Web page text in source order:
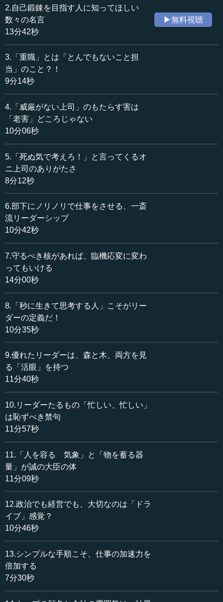
≪全文≫
●佐藤一斎の人と思想を語る『言志四録』
藤一斎の「自分に火をつける」言葉』、知的生き方文庫）
を出していますが、この書物を佐藤一斎がずっと書いてい
ます。これはもう亡くなる数年前まで、過去４０年間にわ
たって、自分の思うところを書いたものです。まさにいろ
いろな意味合いを持ち、人生観を語っているし、人生論で
もあるし、仕事論でもあるし、中でも死生論、生き死にと
いうものについてはこうやって思うべきだとか、そういう
ことが綿々と書かれている書物です。特に皆さまご存知の
ことを言えば、西郷南洲が島流しになった時に、この『言
志四録』を持っていき読みふけって、その中から１０１カ
条を抜き書きして私書を作ったというような逸話がありま
幕末の儒者で非常に名前が挙がっている人も、著作があ
まりないと、非常に残念なことですが、その人の人となり
や、特に思想や哲学を解明しようにも解明できないので
す。江戸は、それこそいわば学問立国と言ってもいいぐら
いに北は松前藩から南の鹿児島まで、「この人あり」とい
う藩儒がもうごろごろしていました。そういう人たちの学
問の跡をお訪ねするというのが、後人である私の仕事であ
ろうということで、いちいち出向いたその地域が、江戸時
代の藩に移し替えるとどういう藩になるのか調べて、その
藩の藩儒の２、３人を必ずご紹介するというのが、私が各
ないので、その人がいて、いろいろな書を残していると
か、漢詩を残しているということは分かるけれど、これほ
ど詳細に自分の考え方を述べていませんので、なかなかそ
の人の思想哲学を解明するということはできないのです。
非常に幸いにも、この佐藤一斎はここまで残していてく
ださるわけで、佐藤一斎という人がどういう考え方で、ど
のような信条を持って人生を送られたかということが、非
常にはっきり、明確につかむことができるのです。これは
ありがたいことです。
●エネルギーを一途に学問に振り向けた一斎
したがって、佐藤一斎というのはどういう人だったか、
特徴だけをまず申し上げます。前回お話ししましたが、
2.自己鍛錬を目指す人に知ってほしい
数々の名言
13分42秒
▶無料視聴
3.「重職」とは「とんでもないこと担
当」のこと？！
9分14秒
4.「威厳がない上司」のもたらす害は
「老害」どころじゃない
10分06秒
5.「死ぬ気で考えろ！」と言ってくるオ
ニ上司のありがたさ
8分12秒
6.部下にノリノリで仕事をさせる、一斎
流リーダーシップ
10分42秒
7.守るべき核があれば、臨機応変に変わ
ってもいける
14分00秒
8.「秒に生きて思考する人」こそがリー
ダーの定義だ！
10分35秒
9.優れたリーダーは、森と木、両方を見
る「活眼」を持つ
11分40秒
10.リーダーたるもの「忙しい、忙しい」
は恥ずべき禁句
11分57秒
11.「人を容るゝ気象」と「物を蓄る器
量」が誠の大臣の体
11分09秒
12.政治でも経営でも、大切なのは「ドラ
イブ」感覚？
10分46秒
13.シンプルな手順こそ、仕事の加速力を
倍加する
7分30秒